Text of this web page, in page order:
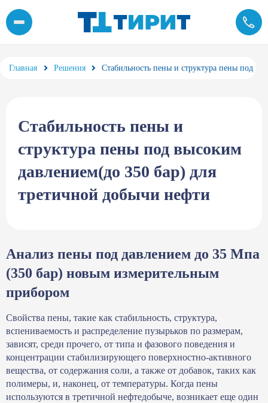
Главная Решения Стабильность пены и структура пены под
Стабильность пены и
структура пены под высоким
давлением(до 350 бар) для
третичной добычи нефти
Анализ пены под давлением до 35 Мпа
(350 бар) новым измерительным
прибором
Свойства пены, такие как стабильность, структура,
вспениваемость и распределение пузырьков по размерам,
зависят, среди прочего, от типа и фазового поведения и
концентрации стабилизирующего поверхностно-активного
вещества, от содержания соли, а также от добавок, таких как
полимеры, и, наконец, от температуры. Когда пены
используются в третичной нефтедобыче, возникает еще один